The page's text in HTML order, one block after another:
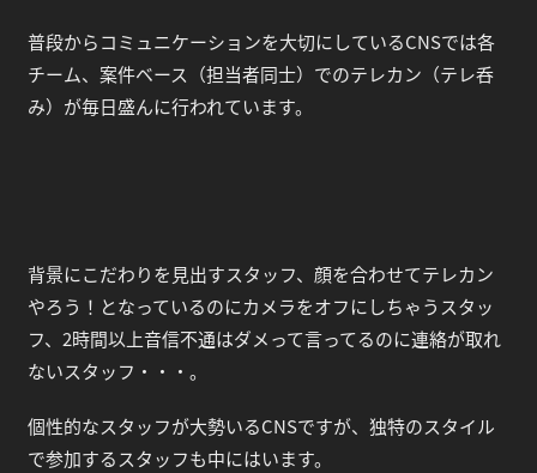
普段からコミュニケーションを大切にしているCNSでは各
チーム、案件ベース（担当者同士）でのテレカン（テレ呑
み）が毎日盛んに行われています。
背景にこだわりを見出すスタッフ、顔を合わせてテレカン
やろう！となっているのにカメラをオフにしちゃうスタッ
フ、2時間以上音信不通はダメって言ってるのに連絡が取れ
ないスタッフ・・・。
個性的なスタッフが大勢いるCNSですが、独特のスタイル
で参加するスタッフも中にはいます。